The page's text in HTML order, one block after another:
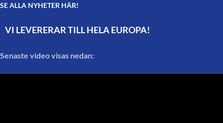
SE ALLA NYHETER HÄR!
VI LEVERERAR TILL HELA EUROPA!
Senaste video visas nedan: